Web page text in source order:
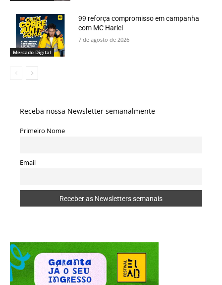
Mercado Digital
99 reforça compromisso em campanha
com MC Hariel
7 de agosto de 2026
Receba nossa Newsletter semanalmente
Primeiro Nome
Email